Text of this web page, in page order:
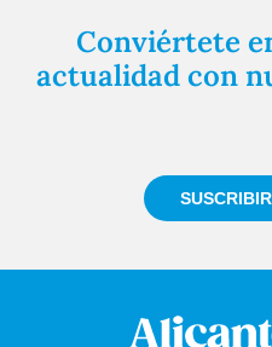
Conviértete
actualidad con